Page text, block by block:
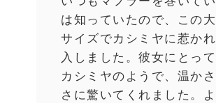
は知っていたので、この
サイズでカシミヤに惹か
入しました。彼女にとっ
カシミヤのようで、温か
さに驚いてくれました。